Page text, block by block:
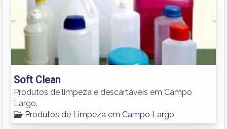
Soft Clean
Produtos de limpeza e descartáveis em Campo
Largo.
Produtos de Limpeza em Campo Largo